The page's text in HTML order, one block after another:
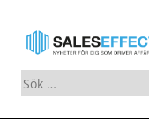
Sök
efter: